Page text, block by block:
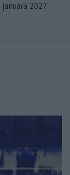
2027.